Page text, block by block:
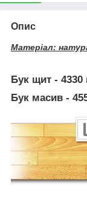
Опис
Матеріал:
Бук щит - 4330
Бук масив -